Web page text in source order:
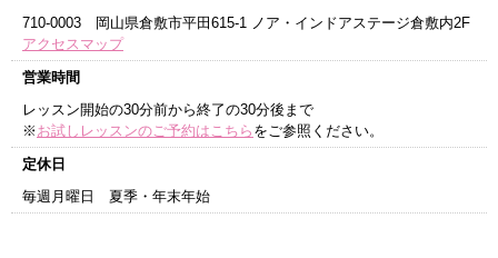
710-0003 岡山県倉敷市平田615-1 ノア・インドアステージ倉敷内2F
アクセスマップ
営業時間
レッスン開始の30分前から終了の30分後まで
※ お試しレッスンのご予約はこちら をご参照ください。
定休日
毎週月曜日 夏季・年末年始